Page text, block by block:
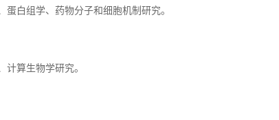
白组学、药物分子和细胞机制研究。
计算生物学研究。